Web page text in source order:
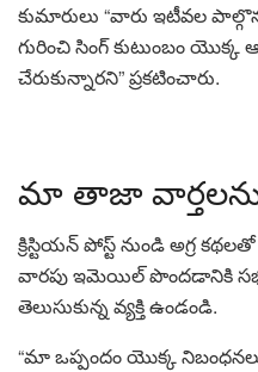
కుమారులు “వారు ఇటీవల
గురించి సింగ్ కుటుంబం యొక్క
చేరుకున్నారని” ప్రకటించారు.
మా తాజా
క్రిస్టియన్ పోస్ట్ నుండి అగ్ర కథలతో
వారపు ఇమెయిల్ పొందడానికి
తెలుసుకున్న వ్యక్తి ఉండండి.
“మా ఒప్పందం యొక్క